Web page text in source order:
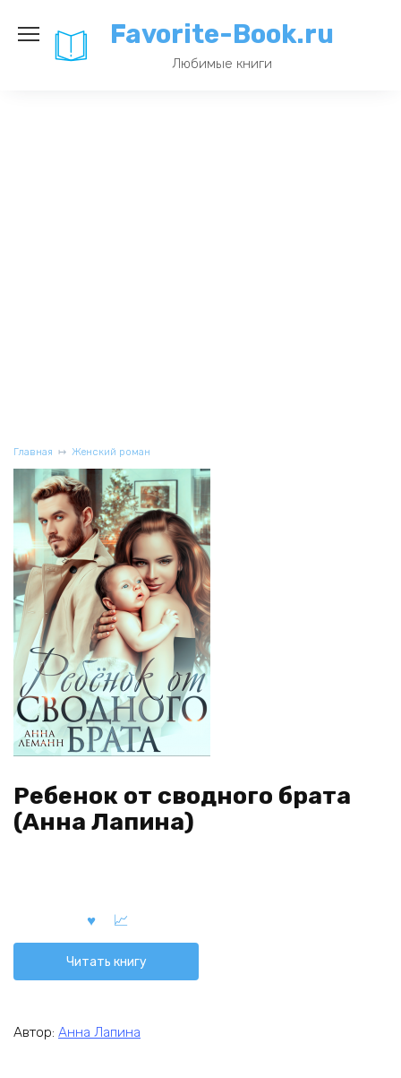
содержанию
Favorite-Book.ru
Любимые книги
Главная Женский роман
Ребенок от сводного брата
(Анна Лапина)
Читать книгу
Автор: Анна Лапина